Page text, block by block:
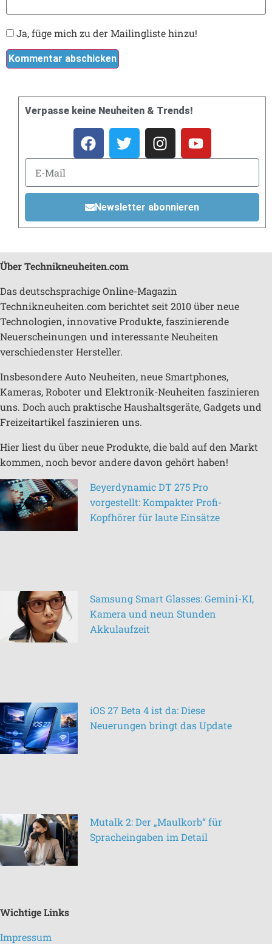
Ja, füge mich zu der Mailingliste hinzu!
Verpasse keine Neuheiten & Trends!
Newsletter abonnieren
Über Technikneuheiten.com
Das deutschsprachige Online-Magazin
Technikneuheiten.com berichtet seit 2010 über neue
Technologien, innovative Produkte, faszinierende
Neuerscheinungen und interessante Neuheiten
verschiedenster Hersteller.
Insbesondere Auto Neuheiten, neue Smartphones,
Kameras, Roboter und Elektronik-Neuheiten faszinieren
uns. Doch auch praktische Haushaltsgeräte, Gadgets und
Freizeitartikel faszinieren uns.
Hier liest du über neue Produkte, die bald auf den Markt
kommen, noch bevor andere davon gehört haben!
Beyerdynamic DT 275 Pro
vorgestellt: Kompakter Profi-
Kopfhörer für laute Einsätze
Samsung Smart Glasses: Gemini-KI,
Kamera und neun Stunden
Akkulaufzeit
iOS 27 Beta 4 ist da: Diese
Neuerungen bringt das Update
Mutalk 2: Der „Maulkorb“ für
Spracheingaben im Detail
Wichtige Links
Impressum